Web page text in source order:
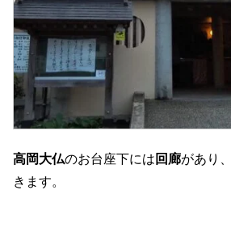
高岡大仏のお台座下には 回廊があり、
きます。